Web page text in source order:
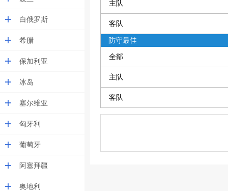
白俄罗斯
希腊
保加利亚
冰岛
塞尔维亚
匈牙利
葡萄牙
阿塞拜疆
奥地利
主队
客队
防守最佳
全部
主队
客队